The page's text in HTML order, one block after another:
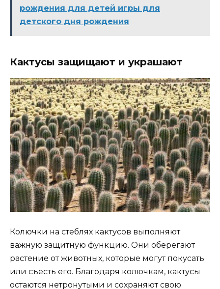
рождения для детей игры для
детского дня рождения
Кактусы защищают и украшают
Колючки на стеблях кактусов выполняют
важную защитную функцию. Они оберегают
растение от животных, которые могут покусать
или съесть его. Благодаря колючкам, кактусы
остаются нетронутыми и сохраняют свою